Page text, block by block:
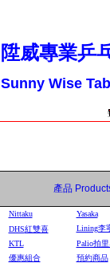
陞威專業乒
Sunny Wise
產品
Nittaku Yasaka
DHS紅雙喜 Lining李
KTL Palio拍
優惠組合 預約商品